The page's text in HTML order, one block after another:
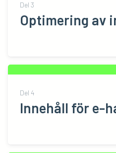
Del 3
Optimering av
Del 4
Innehåll för e-